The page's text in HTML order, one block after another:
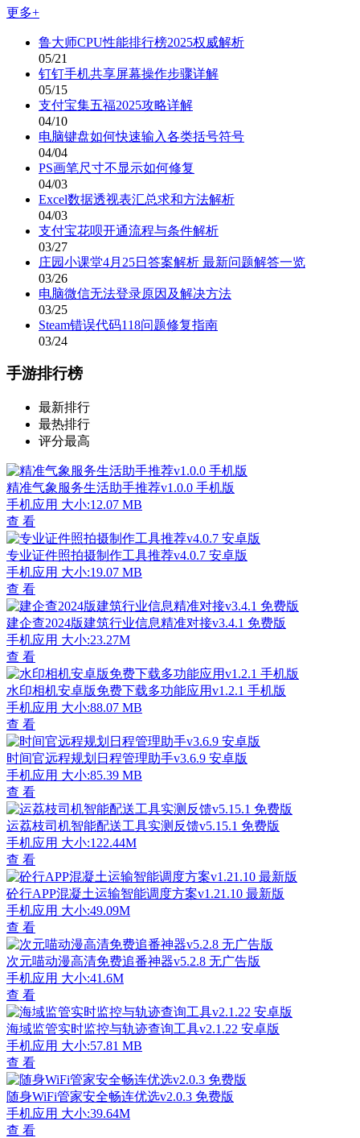
更多+
鲁大师CPU性能排行榜2025权威解析
05/21
钉钉手机共享屏幕操作步骤详解
05/15
支付宝集五福2025攻略详解
04/10
电脑键盘如何快速输入各类括号符号
04/04
PS画笔尺寸不显示如何修复
04/03
Excel数据透视表汇总求和方法解析
04/03
支付宝花呗开通流程与条件解析
03/27
庄园小课堂4月25日答案解析 最新问题解答一览
03/26
电脑微信无法登录原因及解决方法
03/25
Steam错误代码118问题修复指南
03/24
手游排行榜
最新排行
最热排行
评分最高
精准气象服务生活助手推荐v1.0.0 手机版
手机应用 大小:12.07 MB
查 看
专业证件照拍摄制作工具推荐v4.0.7 安卓版
手机应用 大小:19.07 MB
查 看
建企查2024版建筑行业信息精准对接v3.4.1 免费版
手机应用 大小:23.27M
查 看
水印相机安卓版免费下载多功能应用v1.2.1 手机版
手机应用 大小:88.07 MB
查 看
时间官远程规划日程管理助手v3.6.9 安卓版
手机应用 大小:85.39 MB
查 看
运荔枝司机智能配送工具实测反馈v5.15.1 免费版
手机应用 大小:122.44M
查 看
砼行APP混凝土运输智能调度方案v1.21.10 最新版
手机应用 大小:49.09M
查 看
次元喵动漫高清免费追番神器v5.2.8 无广告版
手机应用 大小:41.6M
查 看
海域监管实时监控与轨迹查询工具v2.1.22 安卓版
手机应用 大小:57.81 MB
查 看
随身WiFi管家安全畅连优选v2.0.3 免费版
手机应用 大小:39.64M
查 看